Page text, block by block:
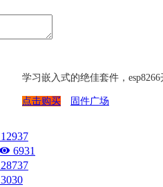
学习嵌入式的绝佳套件，
点击购买 固件广场
12937
6931
28737
3030